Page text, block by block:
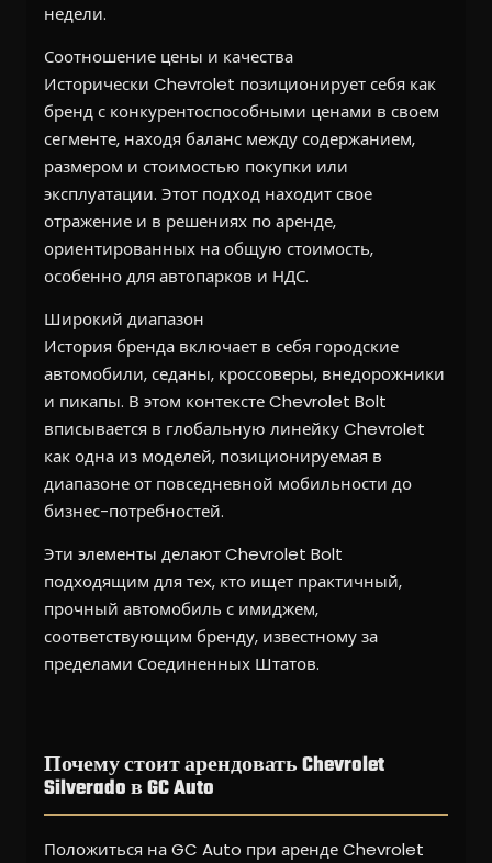
недели.
Соотношение цены и качества
Исторически Chevrolet позиционирует себя как
бренд с конкурентоспособными ценами в своем
сегменте, находя баланс между содержанием,
размером и стоимостью покупки или
эксплуатации. Этот подход находит свое
отражение и в решениях по аренде,
ориентированных на общую стоимость,
особенно для автопарков и НДС.
Широкий диапазон
История бренда включает в себя городские
автомобили, седаны, кроссоверы, внедорожники
и пикапы. В этом контексте Chevrolet Bolt
вписывается в глобальную линейку Chevrolet
как одна из моделей, позиционируемая в
диапазоне от повседневной мобильности до
бизнес-потребностей.
Эти элементы делают Chevrolet Bolt
подходящим для тех, кто ищет практичный,
прочный автомобиль с имиджем,
соответствующим бренду, известному за
пределами Соединенных Штатов.
Почему стоит арендовать Chevrolet
Silverado в GC Auto
Положиться на GC Auto при аренде Chevrolet